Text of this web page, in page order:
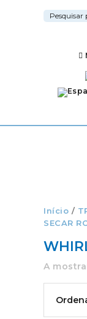
Pesquisar
por:
Início /
SECAR
A